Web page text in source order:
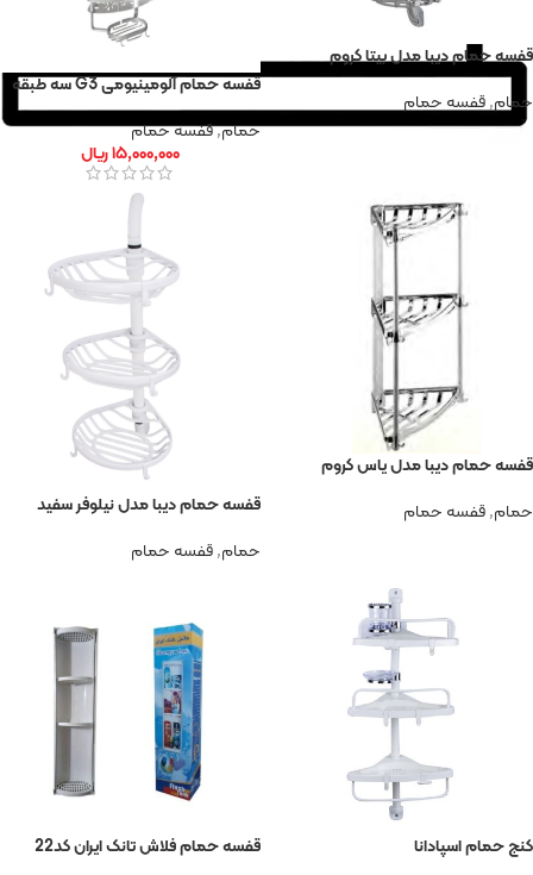
قفسه حمام دیبا مدل بیتا کروم
حمام,قفسه حمام
قفسه حمام آلومینیومی G3 سه طبقه
حمام,قفسه حمام
۱۵,۰۰۰,۰۰۰ریال
قفسه حمام دیبا مدل یاس کروم
حمام,قفسه حمام
قفسه حمام دیبا مدل نیلوفر سفید
حمام,قفسه حمام
کنج حمام اسپادانا
قفسه حمام فلاش تانک ایران کد22